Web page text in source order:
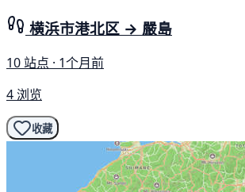
横浜市港北区 → 嚴島
10 站点 · 1个月前
4 浏览
收藏